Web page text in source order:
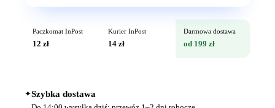
Paczkomat InPost
12 zł
Kurier InPost
14 zł
Darmowa dostawa
od 199 zł
✦Szybka dostawa